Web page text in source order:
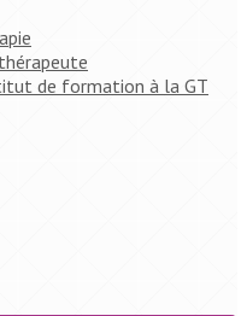
de formation à la GT